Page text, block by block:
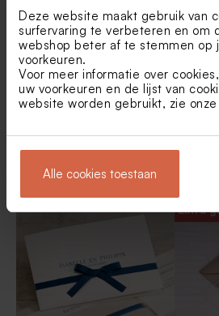
Deze website maakt gebruik van
surfervaring te verbeteren en om
webshop beter af te stemmen op
voorkeuren.
Voor meer informatie over
uw voorkeuren en de lijst van
website worden gebruikt, zie onze
Alle cookies toestaan
Tetra
droogbloemen en jullie
Extra